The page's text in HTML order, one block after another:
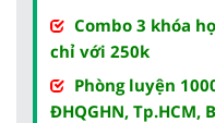
Combo 3 khóa
chỉ với 250k
Phòng luyện
ĐHQGHN, Tp.HCM,